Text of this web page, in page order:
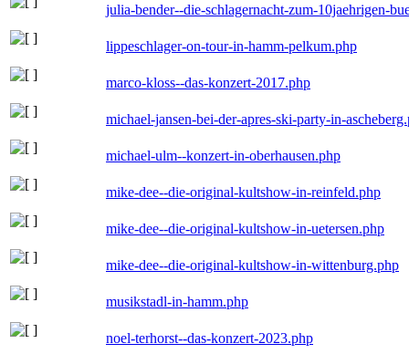
julia-bender--die-schlagernacht-zum-10jaehrigen-
lippeschlager-on-tour-in-hamm-pelkum.php
marco-kloss--das-konzert-2017.php
michael-jansen-bei-der-apres-ski-party-in-
michael-ulm--konzert-in-oberhausen.php
mike-dee--die-original-kultshow-in-reinfeld.php
mike-dee--die-original-kultshow-in-uetersen.php
mike-dee--die-original-kultshow-in-wittenburg.php
musikstadl-in-hamm.php
noel-terhorst--das-konzert-2023.php